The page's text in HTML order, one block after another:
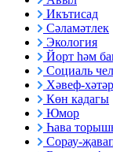
Икътисад
Сәламәтлек
Экология
Йорт һәм
Социаль
Хәвеф-хәтәр
Көн кадагы
Юмор
Һава
Сорау-